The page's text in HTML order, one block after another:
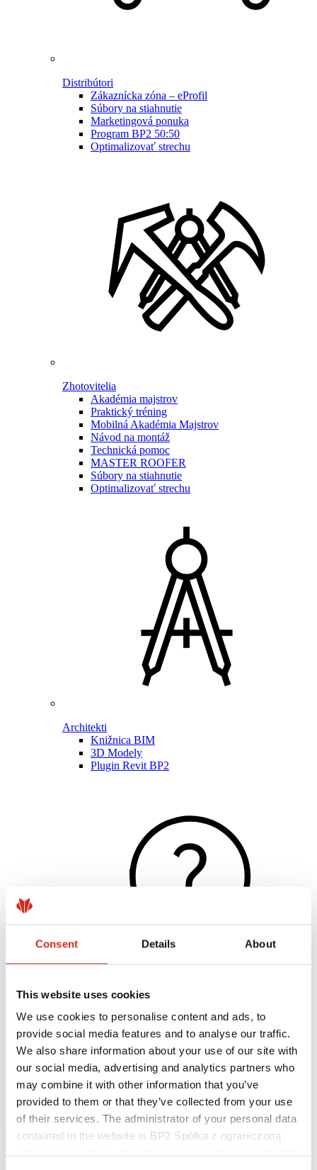
Consent Details About
This website uses cookies
We use cookies to personalise content and ads, to
provide social media features and to analyse our traffic.
We also share information about your use of our site with
our social media, advertising and analytics partners who
may combine it with other information that you’ve
provided to them or that they’ve collected from your use
of their services. The administrator of your personal data
contained in the website is BP2 Spółka z ograniczoną
Distribútori
Zákaznícka zóna – eProfil
Súbory na stiahnutie
Marketingová ponuka
Program BP2 50:50
Optimalizovať strechu
Zhotovitelia
Akadémia majstrov
Praktický tréning
Mobilná Akadémia Majstrov
Návod na montáž
Technická pomoc
MASTER ROOFER
Súbory na stiahnutie
Optimalizovať strechu
Architekti
Knižnica BIM
3D Modely
Plugin Revit BP2
Užitočné odkazy
Nátery, farby a záruky
Registrácia záruky
Realizácie a inšpirácie
Súbory na stiahnutie
Nájsť zhotoviteľa
Knižnica BIM
Najčastejšie otázky (FAQ)
Na stiahnutie
Kontakty